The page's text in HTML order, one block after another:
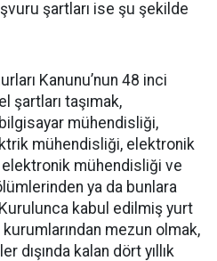
şartları ise şu şekilde
Kanunu’nun 48 inci
şartları taşımak,
mühendisliği,
mühendisliği, elektronik
mühendisliği ve
ya da bunlara
kabul edilmiş yurt
mezun olmak,
dışında kalan dört yıllık